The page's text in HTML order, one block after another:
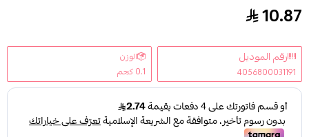
صبغة مطورة لصبغ الشعر بشكل مؤقت ويلاويلوكسون 9% لتفتيح الشعر اللون الاشقر والاحمر
10.87
رقم الموديل
4056800031191
الوزن
0.1 كجم